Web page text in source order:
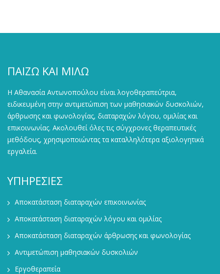
ΠΑΙΖΩ ΚΑΙ ΜΙΛΩ
Η Αθανασία Αντωνοπούλου είναι λογοθεραπεύτρια,
ειδικευμένη στην αντιμετώπιση των μαθησιακών δυσκολιών,
άρθρωσης και φωνολογίας, διαταραχών λόγου, ομιλίας και
επικοινωνίας. Ακολουθεί όλες τις σύγχρονες θεραπευτικές
μεθόδους, χρησιμοποιώντας τα καταλληλότερα αξιολογητικά
εργαλεία.
ΥΠΗΡΕΣΙΕΣ
Αποκατάσταση διαταραχών επικοινωνίας
Αποκατάσταση διαταραχών λόγου και ομιλίας
Αποκατάσταση διαταραχών άρθρωσης και φωνολογίας
Αντιμετώπιση μαθησιακών δυσκολιών
Εργοθεραπεία